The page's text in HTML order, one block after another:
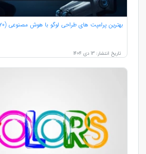
بهترین پرامپت‌ های طراحی لوگو با هوش مصنوعی (۲۰ دستور جادویی)
تاریخ انتشار: 13 دی 1404